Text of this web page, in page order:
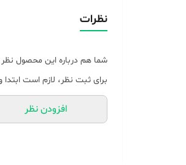
الیاف داخل لحاف ( ضد
نظرات
شما هم درباره این محصول نظر
برای ثبت نظر، لازم است
افزودن نظر